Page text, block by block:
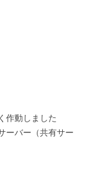
作動しました
ーバー（共有サー